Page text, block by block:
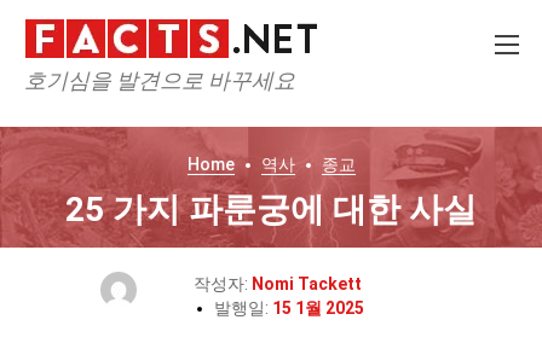
호기심을 발견으로 바꾸세요
Home 역사 종교
25 가지 파룬궁에 대한 사실
작성자: Nomi Tackett
발행일: 15 1월 2025